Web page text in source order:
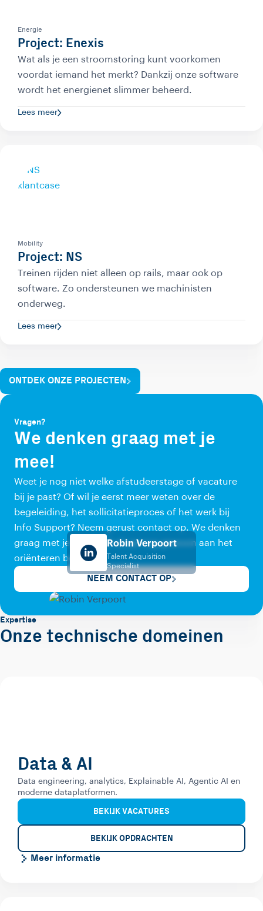
Energie
Project: Enexis
Wat als je een stroomstoring kunt voorkomen
voordat iemand het merkt? Dankzij onze software
wordt het energienet slimmer beheerd.
Lees meer
Mobility
Project: NS
Treinen rijden niet alleen op rails, maar ook op
software. Zo ondersteunen we machinisten
onderweg.
Lees meer
ONTDEK ONZE PROJECTEN
Vragen?
We denken graag met je
mee!
Weet je nog niet welke afstudeerstage of vacature
bij je past? Of wil je eerst meer weten over de
begeleiding, het sollicitatieproces of het werk bij
Info Support? Neem gerust contact op. We denken
graag met je mee, ook als je nog gewoon aan het
oriënteren bent.
NEEM CONTACT OP
Robin Verpoort
Talent Acquisition
Specialist
Expertise
Onze technische domeinen
Data & AI
Data engineering, analytics, Explainable AI, Agentic AI en
moderne dataplatformen.
BEKIJK VACATURES
BEKIJK OPDRACHTEN
Meer informatie